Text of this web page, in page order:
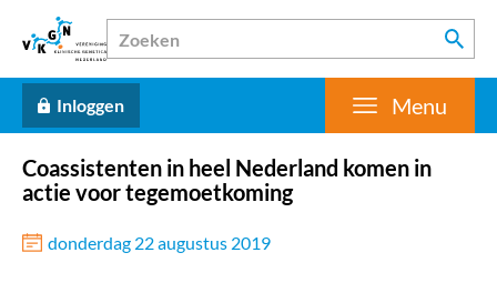
Inloggen Menu
Coassistenten in heel Nederland komen in
actie voor tegemoetkoming
donderdag 22 augustus 2019